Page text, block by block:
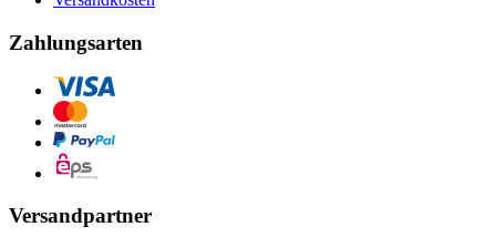
Zahlungsarten
Versandpartner